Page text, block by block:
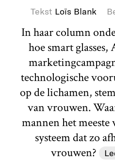
Tekst Loïs Blank
In haar column
hoe smart
technologische
op de lichamen,
van vrouwen.
mannen het meeste
systeem dat zo
vrouwen?